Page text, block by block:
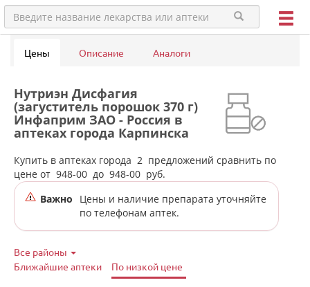
Цены Описание Аналоги
Нутриэн Дисфагия
(загуститель порошок 370 г)
Инфаприм ЗАО - Россия в
аптеках города Карпинска
Купить в аптеках города 2 предложений сравнить по
цене от 948-00 до 948-00 руб.
Важно
Цены и наличие препарата уточняйте
по телефонам аптек.
Все районы
Ближайшие аптеки
По низкой цене